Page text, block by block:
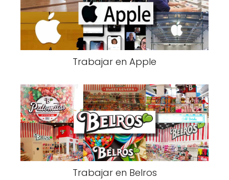
Trabajar en Apple
Trabajar en Belros